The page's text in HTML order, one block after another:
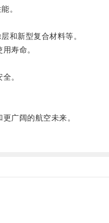
。
和新型复合材料等。
寿命。
。
广阔的航空未来。